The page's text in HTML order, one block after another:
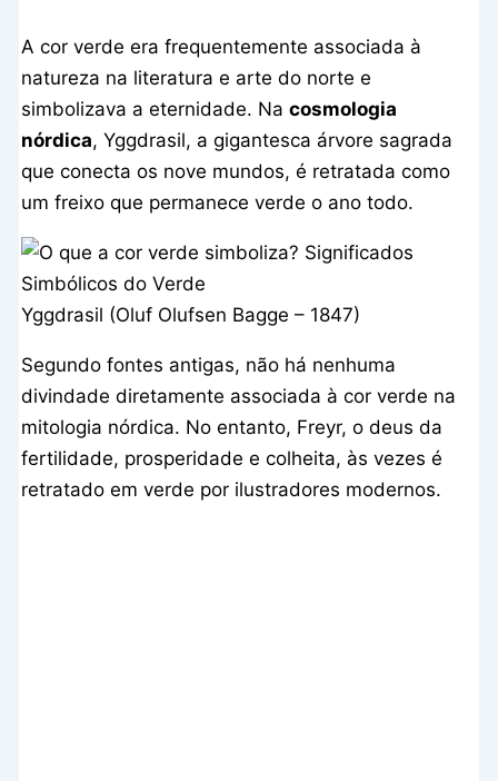
A cor verde era frequentemente associada à
natureza na literatura e arte do norte e
simbolizava a eternidade. Nacosmologia
nórdica, Yggdrasil, a gigantesca árvore sagrada
que conecta os nove mundos, é retratada como
um freixo que permanece verde o ano todo.
Yggdrasil (Oluf Olufsen Bagge – 1847)
Segundo fontes antigas, não há nenhuma
divindade diretamente associada à cor verde na
mitologia nórdica. No entanto, Freyr, o deus da
fertilidade, prosperidade e colheita, às vezes é
retratado em verde por ilustradores modernos.